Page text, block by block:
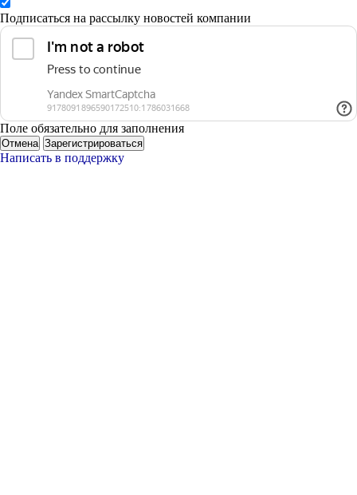
Подписаться на рассылку новостей компании
Поле обязательно для заполнения
Отмена Зарегистрироваться
Написать в поддержку